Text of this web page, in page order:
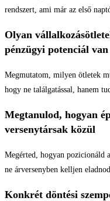
rendszert, ami már az első
Olyan
pénzügyi potenciál van
Megmutatom, milyen ötletek
hogy ne találgatással, hanem
Megtanulod, hogyan
versenytársak közül
Megérted, hogyan pozicionáld
ne árversenyben kelljen
Konkrét döntési